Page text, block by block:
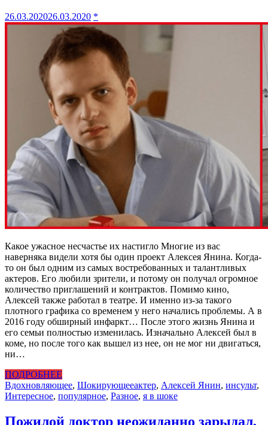
26.03.202026.03.2020 *
Какое ужасное несчастье их настигло Многие из вас
наверняка видели хотя бы один проект Алексея Янина. Когда-
то он был одним из самых востребованных и талантливых
актеров. Его любили зрители, и потому он получал огромное
количество приглашений и контрактов. Помимо кино,
Алексей также работал в театре. И именно из-за такого
плотного графика со временем у него начались проблемы. А в
2016 году обширный инфаркт… После этого жизнь Янина и
его семьи полностью изменилась. Изначально Алексей был в
коме, но после того как вышел из нее, он не мог ни двигаться,
ни…
ПОДРОБНЕЕ
Вдохновляющее, Шокирующееактер, Алексей Янин, инсульт,
Интересное, популярное, Разное, я в шоке
Пожилой доктор неожиданно зарыдал,